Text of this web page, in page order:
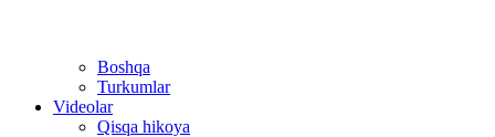
Boshqa
Turkumlar
Videolar
Qisqa hikoya